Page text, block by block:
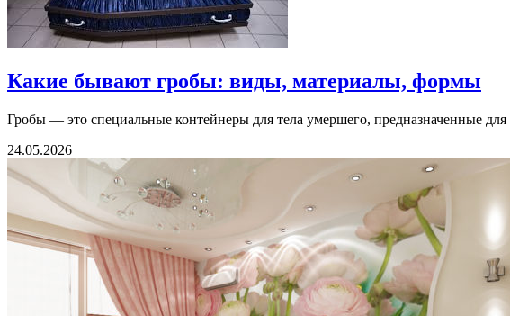
Какие бывают гробы: виды, материалы, формы
Гробы — это специальные контейнеры для тела умершего, предназначенные
24.05.2026